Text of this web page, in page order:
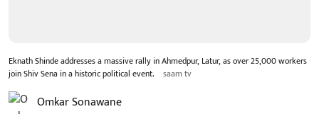
Eknath Shinde addresses a massive rally in Ahmedpur, Latur, as over 25,000 workers
join Shiv Sena in a historic political event.
saam tv
Omkar Sonawane